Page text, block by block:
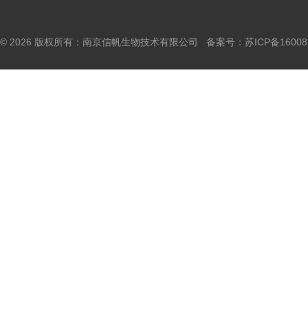
© 2026 版权所有：南京信帆生物技术有限公司 备案号： 苏ICP备